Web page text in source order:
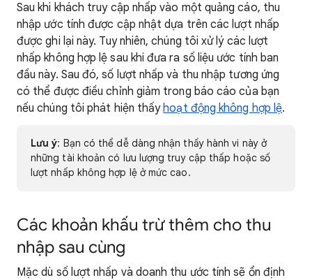
Sau khi khách truy cập nhấp vào một quảng cáo, thu
nhập ước tính được cập nhật dựa trên các lượt nhấp
được ghi lại này. Tuy nhiên, chúng tôi xử lý các lượt
nhấp không hợp lệ sau khi đưa ra số liệu ước tính ban
đầu này. Sau đó, số lượt nhấp và thu nhập tương ứng
có thể được điều chỉnh giảm trong báo cáo của bạn
nếu chúng tôi phát hiện thấyhoạt động không hợp lệ.
Lưu ý: Bạn có thể dễ dàng nhận thấy hành vi này ở
những tài khoản có lưu lượng truy cập thấp hoặc số
lượt nhấp không hợp lệ ở mức cao.
Các khoản khấu trừ thêm cho thu
nhập sau cùng
Mặc dù số lượt nhấp và doanh thu ước tính sẽ ổn định